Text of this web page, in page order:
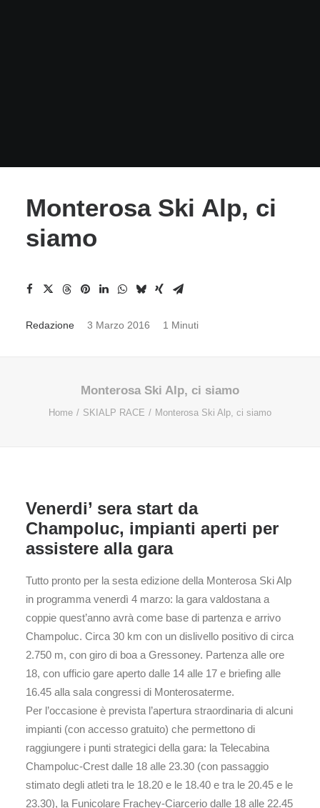
Monterosa Ski Alp, ci
siamo
Redazione 3 Marzo 2016 1 Minuti
Monterosa Ski Alp, ci siamo
Home SKIALP RACE Monterosa Ski Alp, ci siamo
Venerdi’ sera start da
Champoluc, impianti aperti per
assistere alla gara
Tutto pronto per la sesta edizione della Monterosa Ski Alp
in programma venerdì 4 marzo: la gara valdostana a
coppie quest’anno avrà come base di partenza e arrivo
Champoluc. Circa 30 km con un dislivello positivo di circa
2.750 m, con giro di boa a Gressoney. Partenza alle ore
18, con ufficio gare aperto dalle 14 alle 17 e briefing alle
16.45 alla sala congressi di Monterosaterme.
Per l’occasione è prevista l’apertura straordinaria di alcuni
impianti (con accesso gratuito) che permettono di
raggiungere i punti strategici della gara: la Telecabina
Champoluc-Crest dalle 18 alle 23.30 (con passaggio
stimato degli atleti tra le 18.20 e le 18.40 e tra le 20.45 e le
23.30), la Funicolare Frachey-Ciarcerio dalle 18 alle 22.45